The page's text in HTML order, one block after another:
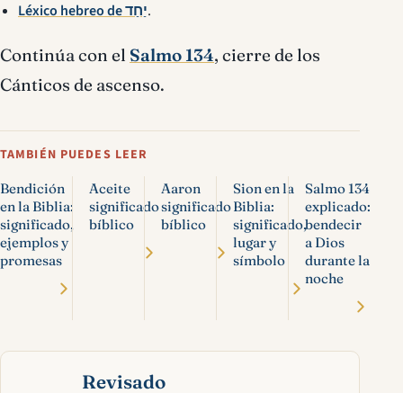
Léxico hebreo de יַחַד.
Continúa con el Salmo 134, cierre de los
Cánticos de ascenso.
TAMBIÉN PUEDES LEER
Bendición
en la Biblia:
significado,
ejemplos y
promesas
Aceite
significado
bíblico
Aaron
significado
bíblico
Sion en la
Biblia:
significado,
lugar y
símbolo
Salmo 134
explicado:
bendecir
a Dios
durante la
noche
Revisado